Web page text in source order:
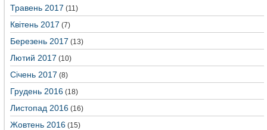
Травень 2017 (11)
Квітень 2017 (7)
Березень 2017 (13)
Лютий 2017 (10)
Січень 2017 (8)
Грудень 2016 (18)
Листопад 2016 (16)
Жовтень 2016 (15)